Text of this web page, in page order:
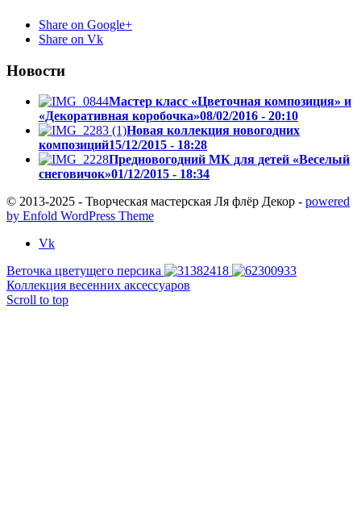
Share on Google+
Share on Vk
Новости
Мастер класс «Цветочная композиция» и
«Декоративная коробочка»08/02/2016 - 20:10
Новая коллекция новогодних
композиций15/12/2015 - 18:28
Предновогодний МК для детей «Веселый
снеговичок»01/12/2015 - 18:34
© 2013-2025 - Творческая мастерская Ля флёр Декор - powered
by Enfold WordPress Theme
Vk
Веточка цветущего персика
Коллекция весенних аксессуаров
Scroll to top